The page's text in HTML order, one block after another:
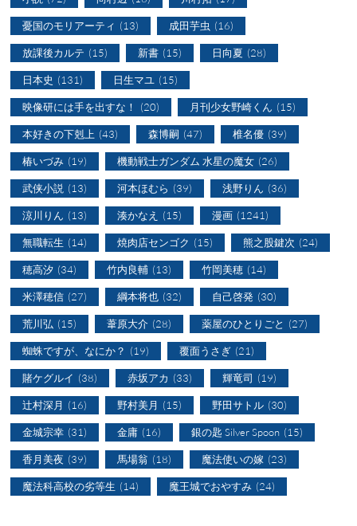
憂国のモリアーティ (13) 成田芋虫 (16)
放課後カルテ (15) 新書 (15) 日向夏 (28)
日本史 (131) 日生マユ (15)
映像研には手を出すな！ (20) 月刊少女野崎くん (15)
本好きの下剋上 (43) 森博嗣 (47) 椎名優 (39)
椿いづみ (19) 機動戦士ガンダム 水星の魔女 (26)
武侠小説 (13) 河本ほむら (39) 浅野りん (36)
涼川りん (13) 湊かなえ (15) 漫画 (1241)
無職転生 (14) 焼肉店センゴク (15) 熊之股鍵次 (24)
穂高汐 (34) 竹内良輔 (13) 竹岡美穂 (14)
米澤穂信 (27) 綱本将也 (32) 自己啓発 (30)
荒川弘 (15) 葦原大介 (28) 薬屋のひとりごと (27)
蜘蛛ですが、なにか？ (19) 覆面うさぎ (21)
賭ケグルイ (38) 赤坂アカ (33) 輝竜司 (19)
辻村深月 (16) 野村美月 (15) 野田サトル (30)
金城宗幸 (31) 金庸 (16) 銀の匙 Silver Spoon (15)
香月美夜 (39) 馬場翁 (18) 魔法使いの嫁 (23)
魔法科高校の劣等生 (14) 魔王城でおやすみ (24)